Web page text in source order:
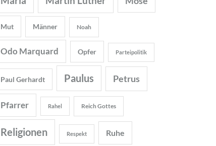
Mut Männer Noah
Odo Marquard Opfer Parteipolitik
Paul Gerhardt Paulus Petrus
Pfarrer Rahel Reich Gottes
Religionen Respekt Ruhe